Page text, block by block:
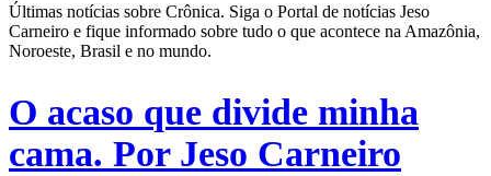
Últimas notícias sobre Crônica. Siga o Portal de notícias Jeso
Carneiro e fique informado sobre tudo o que acontece na Amazônia,
Noroeste, Brasil e no mundo.
O acaso que divide minha
cama. Por Jeso Carneiro